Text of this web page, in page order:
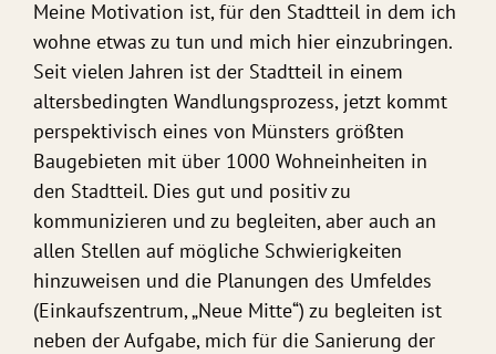
Meine Motivation ist, für den Stadtteil in dem ich
wohne etwas zu tun und mich hier einzubringen.
Seit vielen Jahren ist der Stadtteil in einem
altersbedingten Wandlungsprozess, jetzt kommt
perspektivisch eines von Münsters größten
Baugebieten mit über 1000 Wohneinheiten in
den Stadtteil. Dies gut und positiv zu
kommunizieren und zu begleiten, aber auch an
allen Stellen auf mögliche Schwierigkeiten
hinzuweisen und die Planungen des Umfeldes
(Einkaufszentrum, „Neue Mitte“) zu begleiten ist
neben der Aufgabe, mich für die Sanierung der